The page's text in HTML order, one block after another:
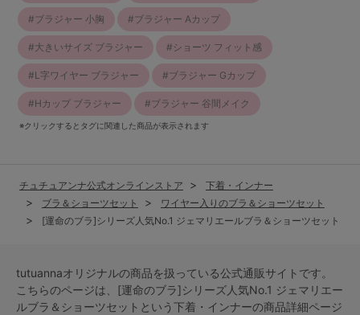
ブラジャー 小胸 ブラジャー Aカップ
大きいサイズ ブラジャー ショーツ フィット感
L字ワイヤー ブラジャー ブラジャー Gカップ
Hカップ ブラジャー ブラジャー 谷間メイク
※クリックするとタグに関連した商品が表示されます
チュチュアンナ公式オンラインストア
下着・インナー
ブラ＆ショーツセット
ワイヤー入りのブラ＆ショーツセット
[運命のブラ]シリーズ人気No.1 ジェマリエールブラ＆ショーツセット
tutuannaオリジナルの商品を扱っている公式通販サイトです。
こちらのページは、[運命のブラ]シリーズ人気No.1 ジェマリエー
ルブラ＆ショーツセットという下着・インナーの商品詳細ページ